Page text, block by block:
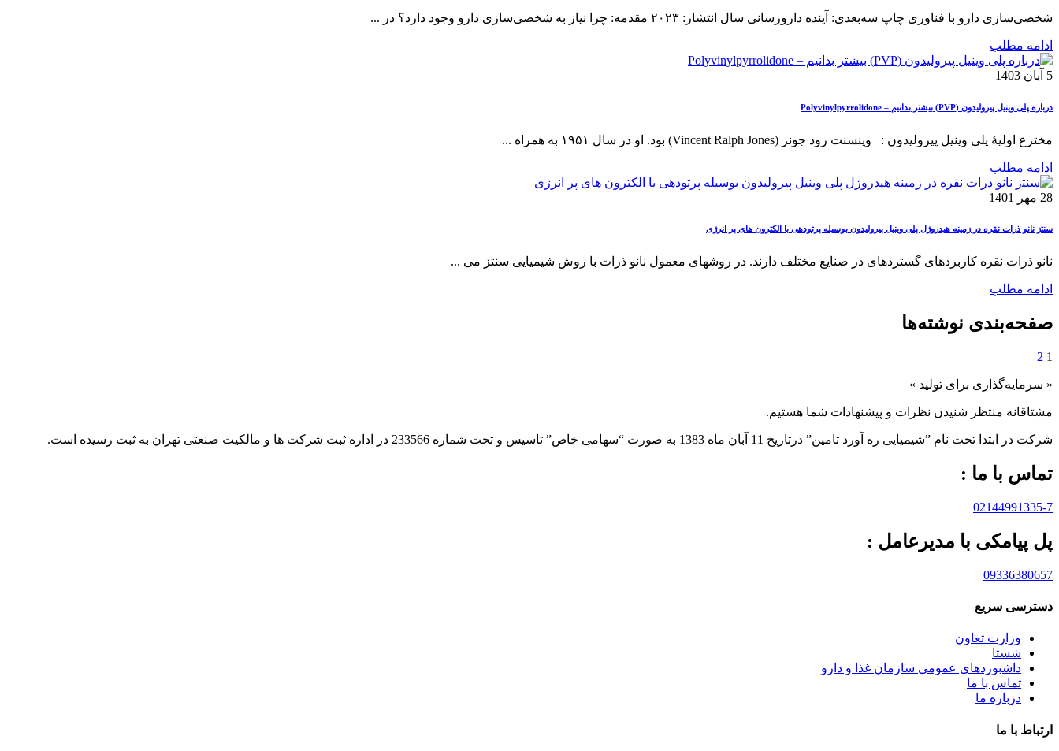
شخصی‌سازی دارو با فناوری چاپ سه‌بعدی: آینده دارورسانی سال انتشار: ۲۰۲۳ مقدمه: چرا نیاز به شخصی‌سازی دارو وجود دارد؟ در ...
ادامه مطلب
5 آبان 1403
درباره پلی وینیل پیرولیدون (PVP) بیشتر بدانیم – Polyvinylpyrrolidone
مخترع اولیهٔ پلی وینیل پیرولیدون : وینسنت رود جونز (Vincent Ralph Jones) بود. او در سال ۱۹۵۱ به همراه ...
ادامه مطلب
28 مهر 1401
ﺳﻨﺘز نانو ذرات نقره در زمینه هیدروژل پلی وینیل پیرولیدون بوسیله پرتودهی با الکترون های پر انرژی
نانو ذرات نقره کاربردهای گستردهای در صنایع مختلف دارند. در روشهای معمول نانو ذرات با روش شیمیایی سنتز می ...
ادامه مطلب
صفحه‌بندی نوشته‌ها
1
2
« سرمایه‌گذاری برای تولید »
مشتاقانه منتظر شنیدن نظرات و پیشنهادات شما هستیم.
شرکت در ابتدا تحت نام ”شیمیایی ره آورد تامين” درتاريخ 11 آبان ماه 1383 به صورت “سهامی خاص” تاسيس و تحت شماره 233566 در اداره ثبت شرکت ها و مالکيت صنعتی تهران به ثبت رسيده است.
تماس با ما :
02144991335-7
پل پیامکی با مدیرعامل :
09336380657
دسترسی سریع
وزارت تعاون
شستا
داشبوردهای عمومی سازمان غذا و دارو
تماس با ما
درباره ما
ارتباط با ما